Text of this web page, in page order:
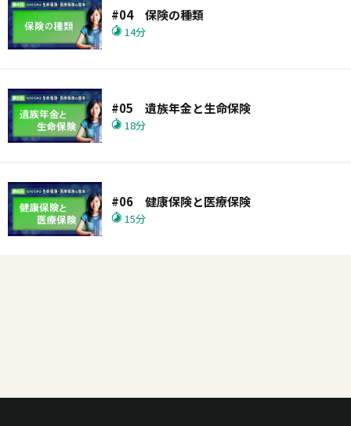
#04 保険の種類
14分
#05 遺族年金と生命保険
18分
#06 健康保険と医療保険
15分